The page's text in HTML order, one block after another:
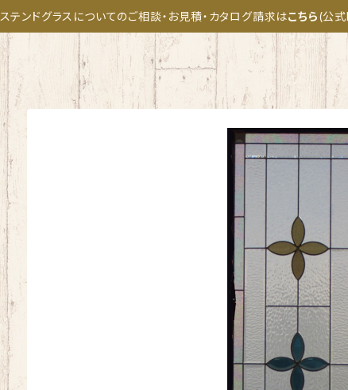
ステンドグラスについてのご相談・お見積・カタログ請求はこちら(公